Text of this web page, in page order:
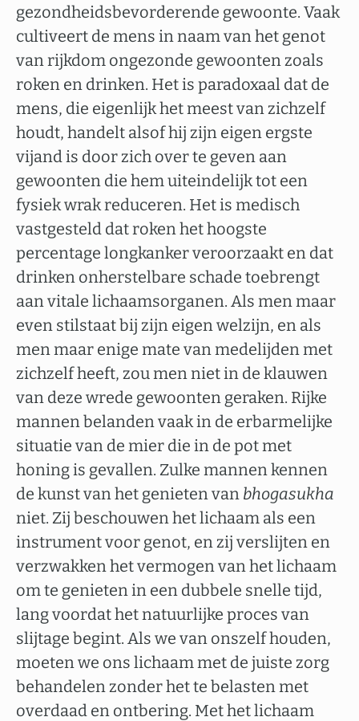
gezondheidsbevorderende gewoonte. Vaak
cultiveert de mens in naam van het genot
van rijkdom ongezonde gewoonten zoals
roken en drinken. Het is paradoxaal dat de
mens, die eigenlijk het meest van zichzelf
houdt, handelt alsof hij zijn eigen ergste
vijand is door zich over te geven aan
gewoonten die hem uiteindelijk tot een
fysiek wrak reduceren. Het is medisch
vastgesteld dat roken het hoogste
percentage longkanker veroorzaakt en dat
drinken onherstelbare schade toebrengt
aan vitale lichaamsorganen. Als men maar
even stilstaat bij zijn eigen welzijn, en als
men maar enige mate van medelijden met
zichzelf heeft, zou men niet in de klauwen
van deze wrede gewoonten geraken. Rijke
mannen belanden vaak in de erbarmelijke
situatie van de mier die in de pot met
honing is gevallen. Zulke mannen kennen
de kunst van het genieten van bhogasukha
niet. Zij beschouwen het lichaam als een
instrument voor genot, en zij verslijten en
verzwakken het vermogen van het lichaam
om te genieten in een dubbele snelle tijd,
lang voordat het natuurlijke proces van
slijtage begint. Als we van onszelf houden,
moeten we ons lichaam met de juiste zorg
behandelen zonder het te belasten met
overdaad en ontbering. Met het lichaam